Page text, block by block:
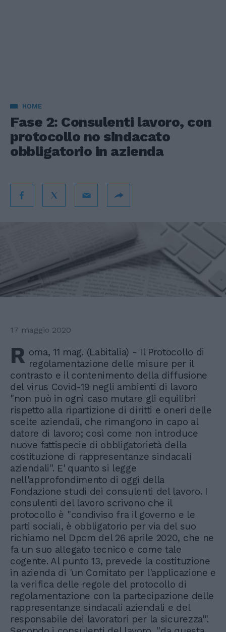
HOME
Fase 2: Consulenti lavoro, con
protocollo no sindacato
obbligatorio in azienda
17 maggio 2020
R oma, 11 mag. (Labitalia) - Il Protocollo di
regolamentazione delle misure per il
contrasto e il contenimento della diffusione
del virus Covid-19 negli ambienti di lavoro
"non può in ogni caso mutare gli equilibri
rispetto alla ripartizione di diritti e oneri delle
scelte aziendali, che rimangono in capo al
datore di lavoro; così come non introduce
nuove fattispecie di obbligatorietà della
costituzione di rappresentanze sindacali
aziendali". E' quanto si legge
nell'approfondimento di oggi della
Fondazione studi dei consulenti del lavoro. I
consulenti del lavoro scrivono che il
protocollo è "condiviso fra il governo e le
parti sociali, è obbligatorio per via del suo
richiamo nel Dpcm del 26 aprile 2020, che ne
fa un suo allegato tecnico e come tale
cogente. Al punto 13, prevede la costituzione
in azienda di 'un Comitato per l'applicazione e
la verifica delle regole del protocollo di
regolamentazione con la partecipazione delle
rappresentanze sindacali aziendali e del
responsabile dei lavoratori per la sicurezza'".